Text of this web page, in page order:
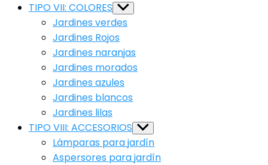
TIPO VII: COLORES Show
sub
menu
Jardines verdes
Jardines Rojos
Jardines naranjas
Jardines morados
Jardines azules
Jardines blancos
Jardines lilas
TIPO VIII: ACCESORIOS Show
sub
menu
Lámparas para jardín
Aspersores para jardín